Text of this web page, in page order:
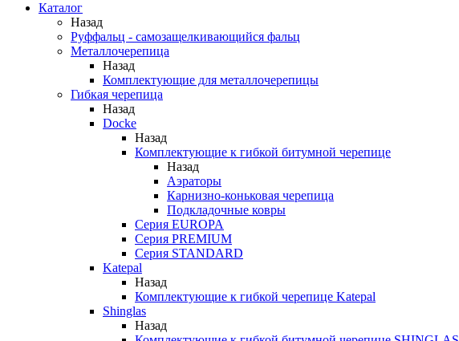
Каталог
Назад
Руффальц - самозащелкивающийся фальц
Металлочерепица
Назад
Комплектующие для металлочерепицы
Гибкая черепица
Назад
Docke
Назад
Комплектующие к гибкой битумной черепице
Назад
Аэраторы
Карнизно-коньковая черепица
Подкладочные ковры
Серия EUROPA
Серия PREMIUM
Серия STANDARD
Katepal
Назад
Комплектующие к гибкой черепице Katepal
Shinglas
Назад